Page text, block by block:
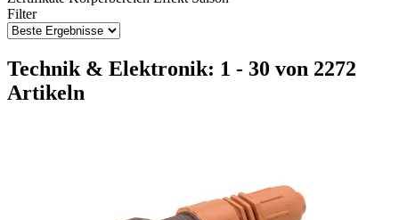
Filter
Technik & Elektronik: 1 - 30 von 2272
Artikeln